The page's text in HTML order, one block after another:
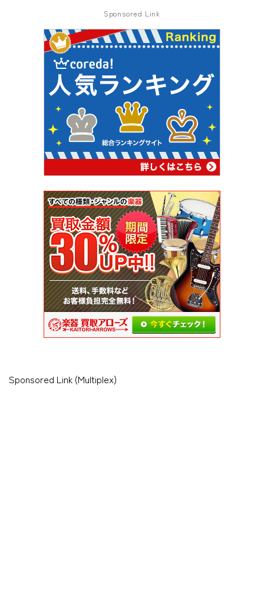
Sponsored Link
Sponsored Link (Multiplex)